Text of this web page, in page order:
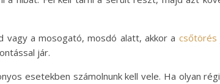
vagy a mosogató, mosdó alatt, akkor a csőtörés
jár.
esetekben számolnunk kell vele. Ha olyan